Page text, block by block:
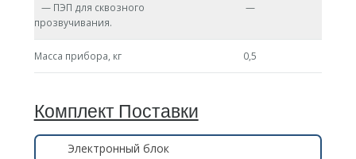
— ПЭП для сквозного
прозвучивания.
—
Масса прибора, кг 0,5
Комплект Поставки
Электронный блок